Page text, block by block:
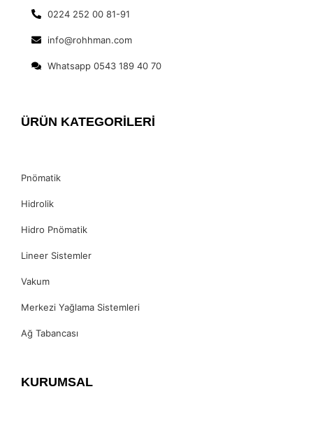
0224 252 00 81-91
info@rohhman.com
Whatsapp 0543 189 40 70
ÜRÜN KATEGORİLERİ
Pnömatik
Hidrolik
Hidro Pnömatik
Lineer Sistemler
Vakum
Merkezi Yağlama Sistemleri
Ağ Tabancası
KURUMSAL